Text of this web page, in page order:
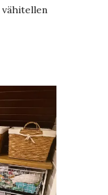
vähitellen